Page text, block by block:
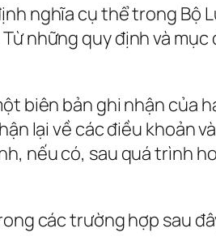
nghĩa cụ thể trong
những quy định và
biên bản ghi nhận của
lại về các điều khoản
nếu có, sau quá trình
các trường hợp sau